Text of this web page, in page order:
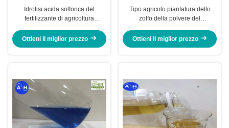
Idrolisi acida solforica del
fertilizzante di agricoltura
raccolti di Tabacco
Ottieni il miglior prezzo
Tipo agricolo piantatura dello
zolfo della polvere del
Tabacco
Ottieni il miglior prezzo